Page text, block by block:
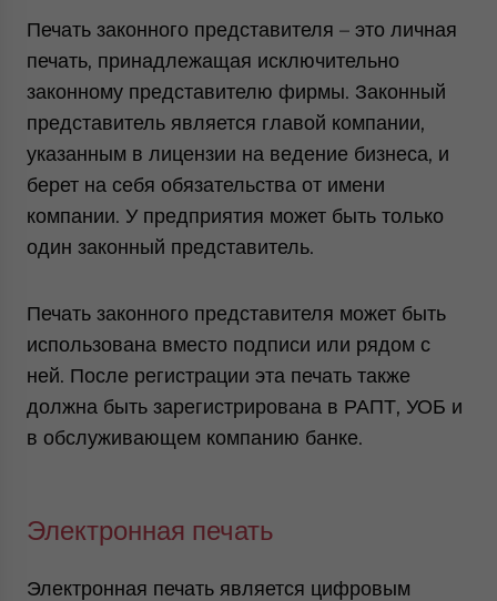
Печать законного представителя – это личная
печать, принадлежащая исключительно
законному представителю фирмы. Законный
представитель является главой компании,
указанным в лицензии на ведение бизнеса, и
берет на себя обязательства от имени
компании. У предприятия может быть только
один законный представитель.
Печать законного представителя может быть
использована вместо подписи или рядом с
ней. После регистрации эта печать также
должна быть зарегистрирована в РАПТ, УОБ и
в обслуживающем компанию банке.
Электронная печать
Электронная печать является цифровым